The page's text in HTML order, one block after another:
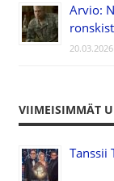
Arvio:
20.03.2026
VIIMEISIMMÄT
Tanssii